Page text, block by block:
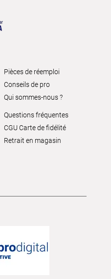
Pièces de réemploi
Conseils de pro
Qui sommes-nous ?
Questions fréquentes
CGU Carte de fidélité
Retrait en magasin